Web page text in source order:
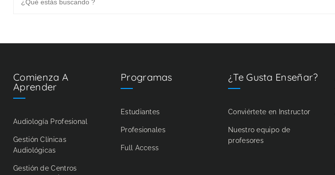
Comienza A
Aprender
Audiología Profesional
Gestión Clínicas
Audiológicas
Gestión de Centros
Programas
Estudiantes
Profesionales
Full Access
¿Te Gusta Enseñar?
Conviértete en Instructor
Nuestro equipo de
profesores